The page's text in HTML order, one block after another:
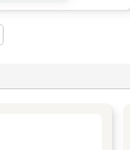
期是最嚴重的階段，常
有點近似注射筒的鋼管
當兵期間透過體能訓練
痛心中的盲點。而我最